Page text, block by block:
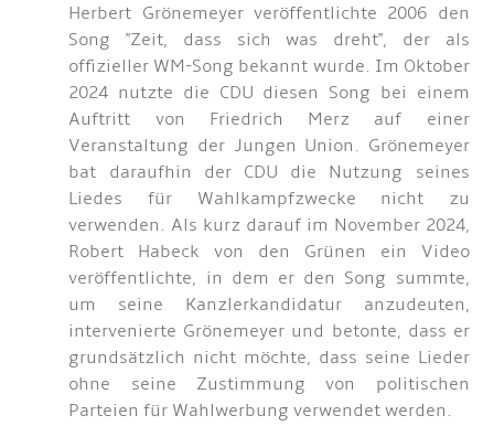
Herbert Grönemeyer veröffentlichte 2006 den
Song "Zeit, dass sich was dreht", der als
offizieller WM-Song bekannt wurde. Im Oktober
2024 nutzte die CDU diesen Song bei einem
Auftritt von Friedrich Merz auf einer
Veranstaltung der Jungen Union. Grönemeyer
bat daraufhin der CDU die Nutzung seines
Liedes für Wahlkampfzwecke nicht zu
verwenden. Als kurz darauf im November 2024,
Robert Habeck von den Grünen ein Video
veröffentlichte, in dem er den Song summte,
um seine Kanzlerkandidatur anzudeuten,
intervenierte Grönemeyer und betonte, dass er
grundsätzlich nicht möchte, dass seine Lieder
ohne seine Zustimmung von politischen
Parteien für Wahlwerbung verwendet werden.